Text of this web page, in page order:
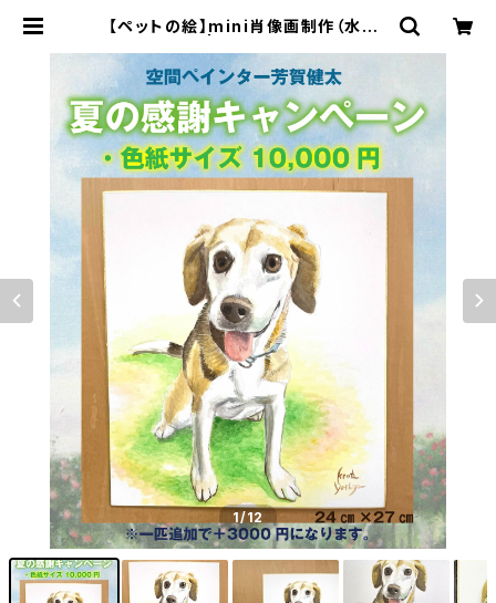
【ペットの絵】mini肖像画制作（水彩・
太/kenta yoshiga オンラインショ
ップ
1/12